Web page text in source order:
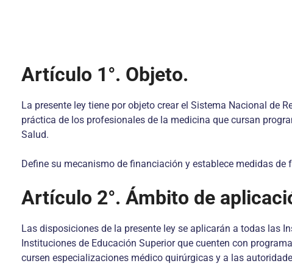
Artículo 1°. Objeto.
La presente ley tiene por objeto crear el Sistema Nacional de
práctica de los profesionales de la medicina que cursan
Salud.
Define su mecanismo de financiación y establece medidas
Artículo 2°. Ámbito de
Las disposiciones de la presente ley se aplicarán a todas las
Instituciones de Educación Superior que cuenten con
cursen especializaciones médico quirúrgicas y a las